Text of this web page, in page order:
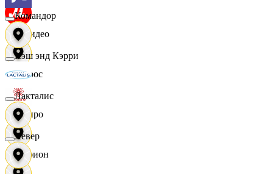
МВидео
Мирос
Монро
Морион
Командор
Кэш энд Кэрри
Лакталис
Левер